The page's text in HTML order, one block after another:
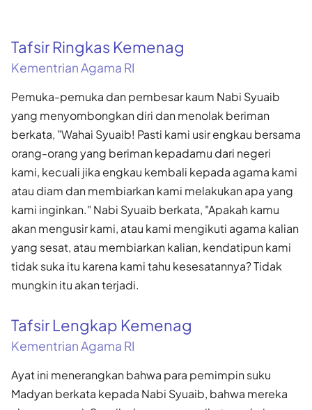
Tafsir Ringkas Kemenag
Kementrian Agama RI
Pemuka-pemuka dan pembesar kaum Nabi Syuaib
yang menyombongkan diri dan menolak beriman
berkata, "Wahai Syuaib! Pasti kami usir engkau bersama
orang-orang yang beriman kepadamu dari negeri
kami, kecuali jika engkau kembali kepada agama kami
atau diam dan membiarkan kami melakukan apa yang
kami inginkan." Nabi Syuaib berkata, "Apakah kamu
akan mengusir kami, atau kami mengikuti agama kalian
yang sesat, atau membiarkan kalian, kendatipun kami
tidak suka itu karena kami tahu kesesatannya? Tidak
mungkin itu akan terjadi.
Tafsir Lengkap Kemenag
Kementrian Agama RI
Ayat ini menerangkan bahwa para pemimpin suku
Madyan berkata kepada Nabi Syuaib, bahwa mereka